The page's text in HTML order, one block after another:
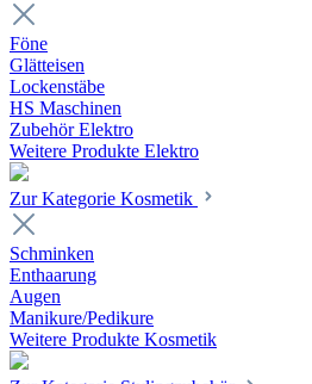
Föne
Glätteisen
Lockenstäbe
HS Maschinen
Zubehör Elektro
Weitere Produkte Elektro
Zur Kategorie Kosmetik
Schminken
Enthaarung
Augen
Manikure/Pedikure
Weitere Produkte Kosmetik